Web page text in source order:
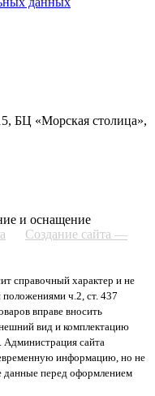
БЦ «Морская столица»,
и оснащение
Создание сайта —
справочный характер и не
ч.2, ст. 437
вправе вносить
вид и комплектацию
Администрация сайта
информацию, но не
данные перед оформлением